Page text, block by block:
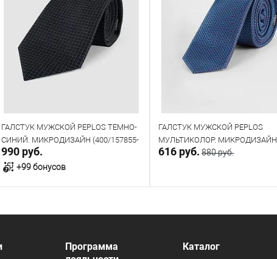
ГАЛСТУК МУЖСКОЙ PEPLOS ТЕМНО-
СИНИЙ. МИКРОДИЗАЙН (400/157855-
4)
990 руб.
+99 бонусов
В корзину
ГАЛСТУК МУЖСКОЙ PEPLOS
МУЛЬТИКОЛОР. МИКРОДИЗАЙН
(250/153829-1)
616 руб. 880 руб.
В корзину
В наличии
Программа
Каталог